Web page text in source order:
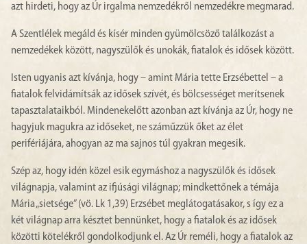
azt hirdeti, hogy az Úr irgalma nemzedékről nemzedékre megmarad.
A Szentlélek megáld és kísér minden gyümölcsöző találkozást a
nemzedékek között, nagyszülők és unokák, fiatalok és idősek között.
Isten ugyanis azt kívánja, hogy – amint Mária tette Erzsébettel – a
fiatalok felvidámítsák az idősek szívét, és bölcsességet merítsenek
tapasztalataikból. Mindenekelőtt azonban azt kívánja az Úr, hogy ne
hagyjuk magukra az időseket, ne száműzzük őket az élet
perifériájára, ahogyan az ma sajnos túl gyakran megesik.
Szép az, hogy idén közel esik egymáshoz a nagyszülők és idősek
világnapja, valamint az ifjúsági világnap; mindkettőnek a témája
Mária „sietsége” (vö. Lk 1,39) Erzsébet meglátogatásakor, s így ez a
két világnap arra késztet bennünket, hogy a fiatalok és az idősek
közötti kötelékről gondolkodjunk el. Az Úr reméli, hogy a fiatalok az